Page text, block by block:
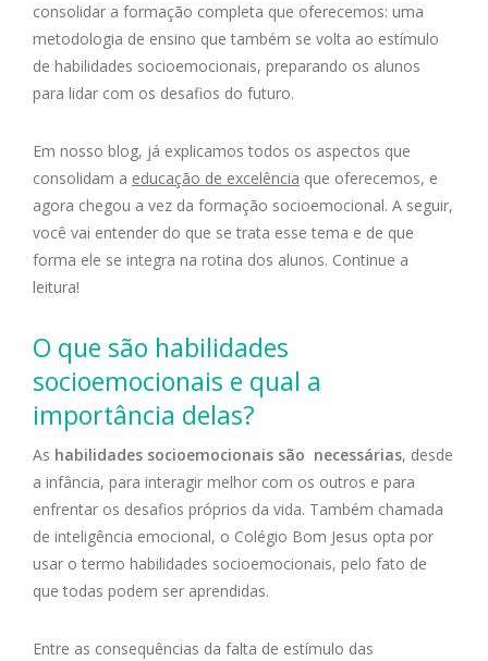
consolidar a formação completa que oferecemos: uma
metodologia de ensino que também se volta ao estímulo
de habilidades socioemocionais, preparando os alunos
para lidar com os desafios do futuro.
Em nosso blog, já explicamos todos os aspectos que
consolidam a educação de excelência que oferecemos, e
agora chegou a vez da formação socioemocional. A seguir,
você vai entender do que se trata esse tema e de que
forma ele se integra na rotina dos alunos. Continue a
leitura!
O que são habilidades
socioemocionais e qual a
importância delas?
As habilidades socioemocionais são necessárias, desde
a infância, para interagir melhor com os outros e para
enfrentar os desafios próprios da vida. Também chamada
de inteligência emocional, o Colégio Bom Jesus opta por
usar o termo habilidades socioemocionais, pelo fato de
que todas podem ser aprendidas.
Entre as consequências da falta de estímulo das